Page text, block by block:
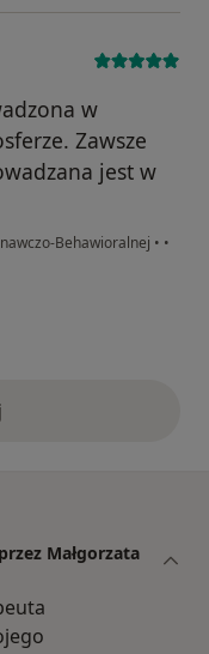
w
Zawsze
jest w
Behawioralnej • •
Małgorzata